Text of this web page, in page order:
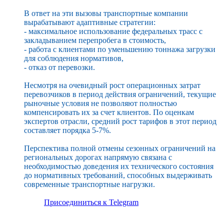
В ответ на эти вызовы транспортные компании
вырабатывают адаптивные стратегии:
- максимальное использование федеральных трасс с
закладыванием перепробега в стоимость,
- работа с клиентами по уменьшению тоннажа загрузки
для соблюдения нормативов,
- отказ от перевозки.
Несмотря на очевидный рост операционных затрат
перевозчиков в период действия ограничений, текущие
рыночные условия не позволяют полностью
компенсировать их за счет клиентов. По оценкам
экспертов отрасли, средний рост тарифов в этот период
составляет порядка 5-7%.
Перспектива полной отмены сезонных ограничений на
региональных дорогах напрямую связана с
необходимостью доведения их технического состояния
до нормативных требований, способных выдерживать
современные транспортные нагрузки.
Присоединиться к Telegram